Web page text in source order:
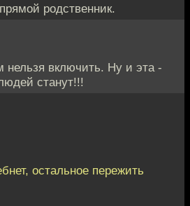
родственник.
нельзя включить. Ну и эта -
станут!!!
остальное пережить